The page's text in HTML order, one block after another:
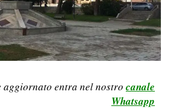
aggiornato entra nel nostro canale
Whatsapp